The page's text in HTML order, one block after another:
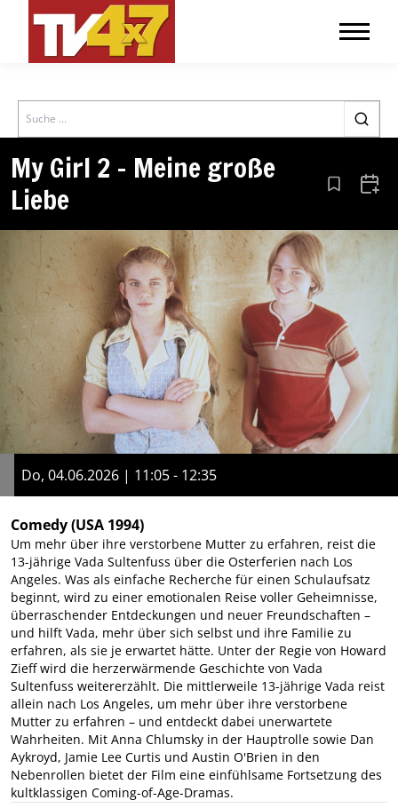
Search
My Girl 2 – Meine große
Liebe
Aus den
Do, 04.06.2026 | 11:05 - 12:35
Comedy(USA 1994)
Um mehr über ihre verstorbene Mutter zu erfahren, reist die
13-jährige Vada Sultenfuss über die Osterferien nach Los
Angeles. Was als einfache Recherche für einen Schulaufsatz
beginnt, wird zu einer emotionalen Reise voller Geheimnisse,
überraschender Entdeckungen und neuer Freundschaften –
und hilft Vada, mehr über sich selbst und ihre Familie zu
erfahren, als sie je erwartet hätte. Unter der Regie von Howard
Zieff wird die herzerwärmende Geschichte von Vada
Sultenfuss weitererzählt. Die mittlerweile 13-jährige Vada reist
allein nach Los Angeles, um mehr über ihre verstorbene
Mutter zu erfahren – und entdeckt dabei unerwartete
Wahrheiten. Mit Anna Chlumsky in der Hauptrolle sowie Dan
Aykroyd, Jamie Lee Curtis und Austin O'Brien in den
Nebenrollen bietet der Film eine einfühlsame Fortsetzung des
kultklassigen Coming-of-Age-Dramas.